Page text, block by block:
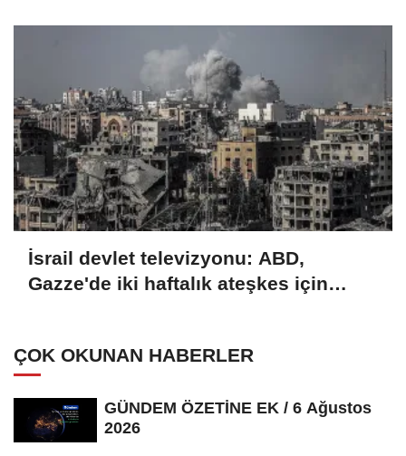
İsrail devlet televizyonu: ABD,
Gazze'de iki haftalık ateşkes için
ÇOK OKUNAN HABERLER
GÜNDEM ÖZETİNE EK / 6 Ağustos
2026